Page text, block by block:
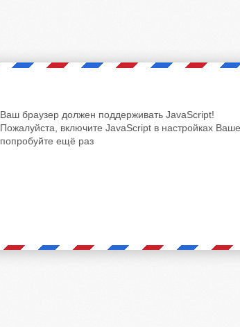
Ваш браузер должен поддерживать JavaScript!
Пожалуйста, включите JavaScript в настройках
попробуйте ещё раз